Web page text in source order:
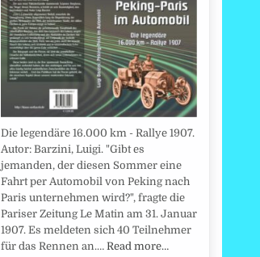
Die legendäre 16.000 km - Rallye 1907.
Autor: Barzini, Luigi. "Gibt es
jemanden, der diesen Sommer eine
Fahrt per Automobil von Peking nach
Paris unternehmen wird?", fragte die
Pariser Zeitung Le Matin am 31. Januar
1907. Es meldeten sich 40 Teilnehmer
für das Rennen an.… Read more…